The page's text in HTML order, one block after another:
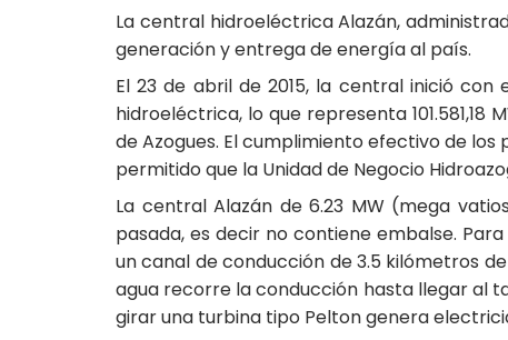
La central hidroeléctrica Alazán,
generación y entrega de energía al país.
El 23 de abril de 2015, la central inició
hidroeléctrica, lo que representa
de Azogues. El cumplimiento efectivo de
permitido que la Unidad de Negocio
La central Alazán de 6.23 MW (mega
pasada, es decir no contiene embalse.
un canal de conducción de 3.5 kilómetros
agua recorre la conducción hasta llegar al
girar una turbina tipo Pelton genera